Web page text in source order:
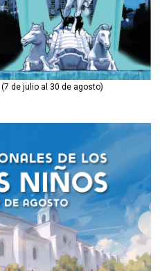
de julio al 30 de agosto)